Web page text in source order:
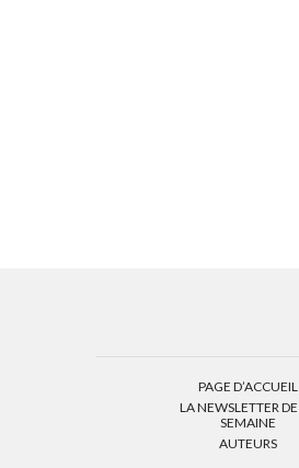
PAGE D’ACCUEIL
LA NEWSLETTER
SEMAINE
AUTEURS